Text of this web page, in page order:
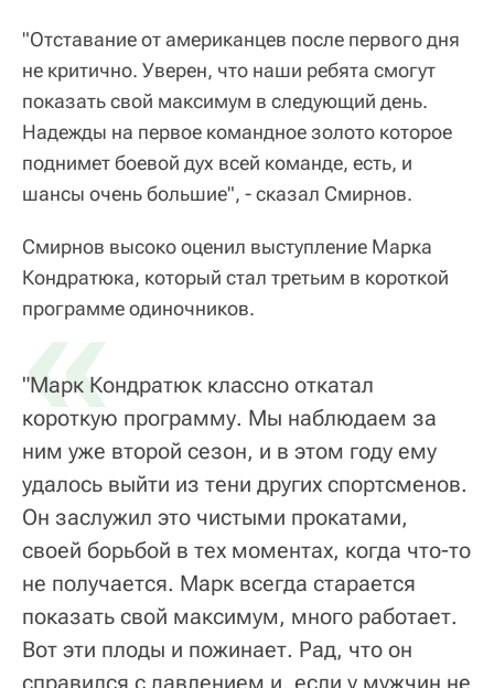
"Отставание от американцев после первого дня
не критично. Уверен, что наши ребята смогут
показать свой максимум в следующий день.
Надежды на первое командное золото которое
поднимет боевой дух всей команде, есть, и
шансы очень большие", - сказал Смирнов.
Смирнов высоко оценил выступление Марка
Кондратюка, который стал третьим в короткой
программе одиночников.
«
"Марк Кондратюк классно откатал
короткую программу. Мы наблюдаем за
ним уже второй сезон, и в этом году ему
удалось выйти из тени других спортсменов.
Он заслужил это чистыми прокатами,
своей борьбой в тех моментах, когда что-то
не получается. Марк всегда старается
показать свой максимум, много работает.
Вот эти плоды и пожинает. Рад, что он
справился с давлением и, если у мужчин не